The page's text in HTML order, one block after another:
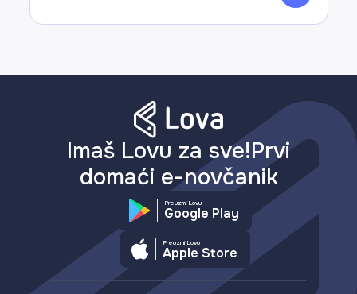
Imaš Lovu za sve!Prvi
domaći e-novčanik
Preuzmi Lovu
Google Play
Preuzmi Lovu
Apple Store